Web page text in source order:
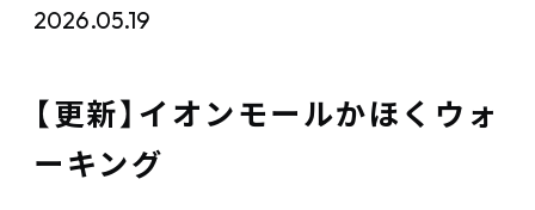
2026.05.19
【更新】イオンモールかほくウォ
ーキング